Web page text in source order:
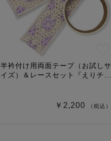
半衿付け用両面テープ（お試しサ
イズ）＆レースセット『えりチ...
￥2,200 （税込）